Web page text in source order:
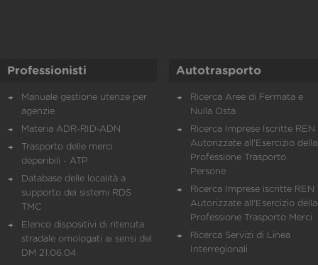
Professionisti
Manuale gestione utenze per
agenzie
Materia ADR-RID-ADN
Trasporto delle merci
deperibili - ATP
Database delle località a
supporto dei sistemi RDS
TMC
Elenco dispositivi di ritenuta
stradale omologati ai sensi del
DM 21.06.04
Autotrasporto
Ricerca Aree di Fermata e
Nulla Osta
Ricerca Imprese Iscritte REN
Autorizzate all'Esercizio della
Professione Trasporto
Persone
Ricerca Imprese iscritte REN
Autorizzate all'Esercizio della
Professione Trasporto Merci
Ricerca Servizi di Linea
Interregionali